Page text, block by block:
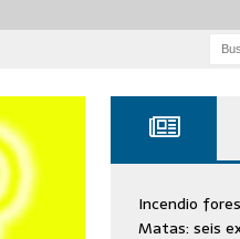
Incendio
Matas: seis